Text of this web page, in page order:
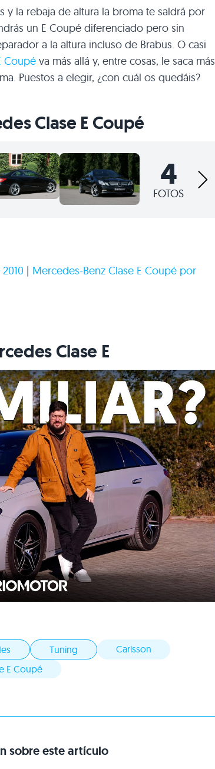
y la rebaja de altura la broma te saldrá por
un E Coupé diferenciado pero sin
a la altura incluso de Brabus. O casi
Coupé va más allá y, entre cosas, le saca más
Puestos a elegir, ¿con cuál os quedáis?
Clase E Coupé
4
FOTOS
| Mercedes-Benz Clase E Coupé por
Clase E
Tuning
Carlsson
E Coupé
sobre este artículo